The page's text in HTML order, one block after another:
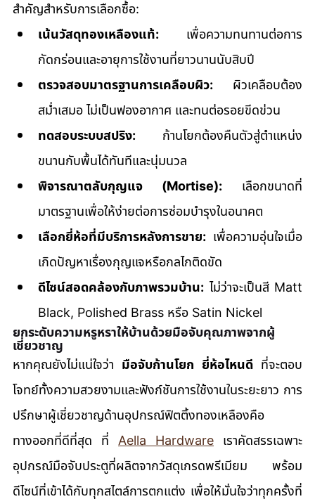
สำคัญสำหรับการเลือกซื้อ:
เน้นวัสดุทองเหลืองแท้: เพื่อความทนทานต่อการ
กัดกร่อนและอายุการใช้งานที่ยาวนานนับสิบปี
ตรวจสอบมาตรฐานการเคลือบผิว: ผิวเคลือบต้อง
สม่ำเสมอ ไม่เป็นฟองอากาศ และทนต่อรอยขีดข่วน
ทดสอบระบบสปริง: ก้านโยกต้องคืนตัวสู่ตำแหน่ง
ขนานกับพื้นได้ทันทีและนุ่มนวล
พิจารณาตลับกุญแจ (Mortise): เลือกขนาดที่
มาตรฐานเพื่อให้ง่ายต่อการซ่อมบำรุงในอนาคต
เลือกยี่ห้อที่มีบริการหลังการขาย: เพื่อความอุ่นใจเมื่อ
เกิดปัญหาเรื่องกุญแจหรือกลไกติดขัด
ดีไซน์สอดคล้องกับภาพรวมบ้าน: ไม่ว่าจะเป็นสี Matt
Black, Polished Brass หรือ Satin Nickel
ยกระดับความหรูหราให้บ้านด้วยมือจับคุณภาพจากผู้
เชี่ยวชาญ
หากคุณยังไม่แน่ใจว่า มือจับก้านโยก ยี่ห้อไหนดี ที่จะตอบ
โจทย์ทั้งความสวยงามและฟังก์ชันการใช้งานในระยะยาว การ
ปรึกษาผู้เชี่ยวชาญด้านอุปกรณ์ฟิตติ้งทองเหลืองคือ
ทางออกที่ดีที่สุด ที่ Aella Hardware เราคัดสรรเฉพาะ
อุปกรณ์มือจับประตูที่ผลิตจากวัสดุเกรดพรีเมียม พร้อม
ดีไซน์ที่เข้าได้กับทุกสไตล์การตกแต่ง เพื่อให้มั่นใจว่าทุกครั้งที่